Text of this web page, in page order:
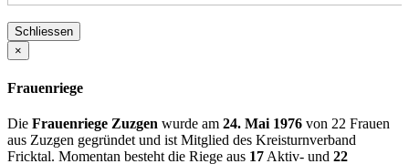
Schliessen
×
Frauenriege
Die Frauenriege Zuzgen wurde am 24. Mai 1976 von 22 Frauen
aus Zuzgen gegründet und ist Mitglied des Kreisturnverband
Fricktal. Momentan besteht die Riege aus 17 Aktiv- und 22